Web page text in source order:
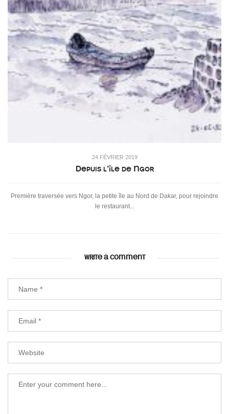
24 FÉVRIER 2019
Depuis l’île de Ngor
Première traversée vers Ngor, la petite île au Nord de Dakar, pour rejoindre
le restaurant...
WRITE A COMMENT